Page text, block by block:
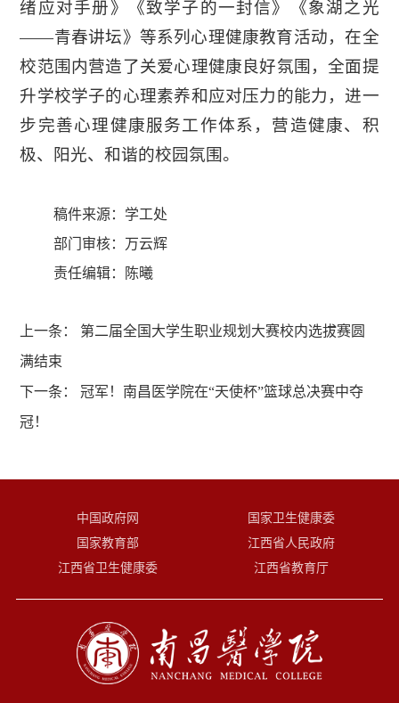
绪应对手册》《致学子的一封信》《象湖之光
——青春讲坛》等系列心理健康教育活动，在全
校范围内营造了关爱心理健康良好氛围，全面提
升学校学子的心理素养和应对压力的能力，进一
步完善心理健康服务工作体系，营造健康、积
极、阳光、和谐的校园氛围。
稿件来源：学工处
部门审核：万云辉
责任编辑：陈曦
上一条：
第二届全国大学生职业规划大赛校内选拔赛圆
满结束
下一条：
冠军！南昌医学院在“天使杯”篮球总决赛中夺
冠！
中国政府网
国家卫生健康委
国家教育部
江西省人民政府
江西省卫生健康委
江西省教育厅